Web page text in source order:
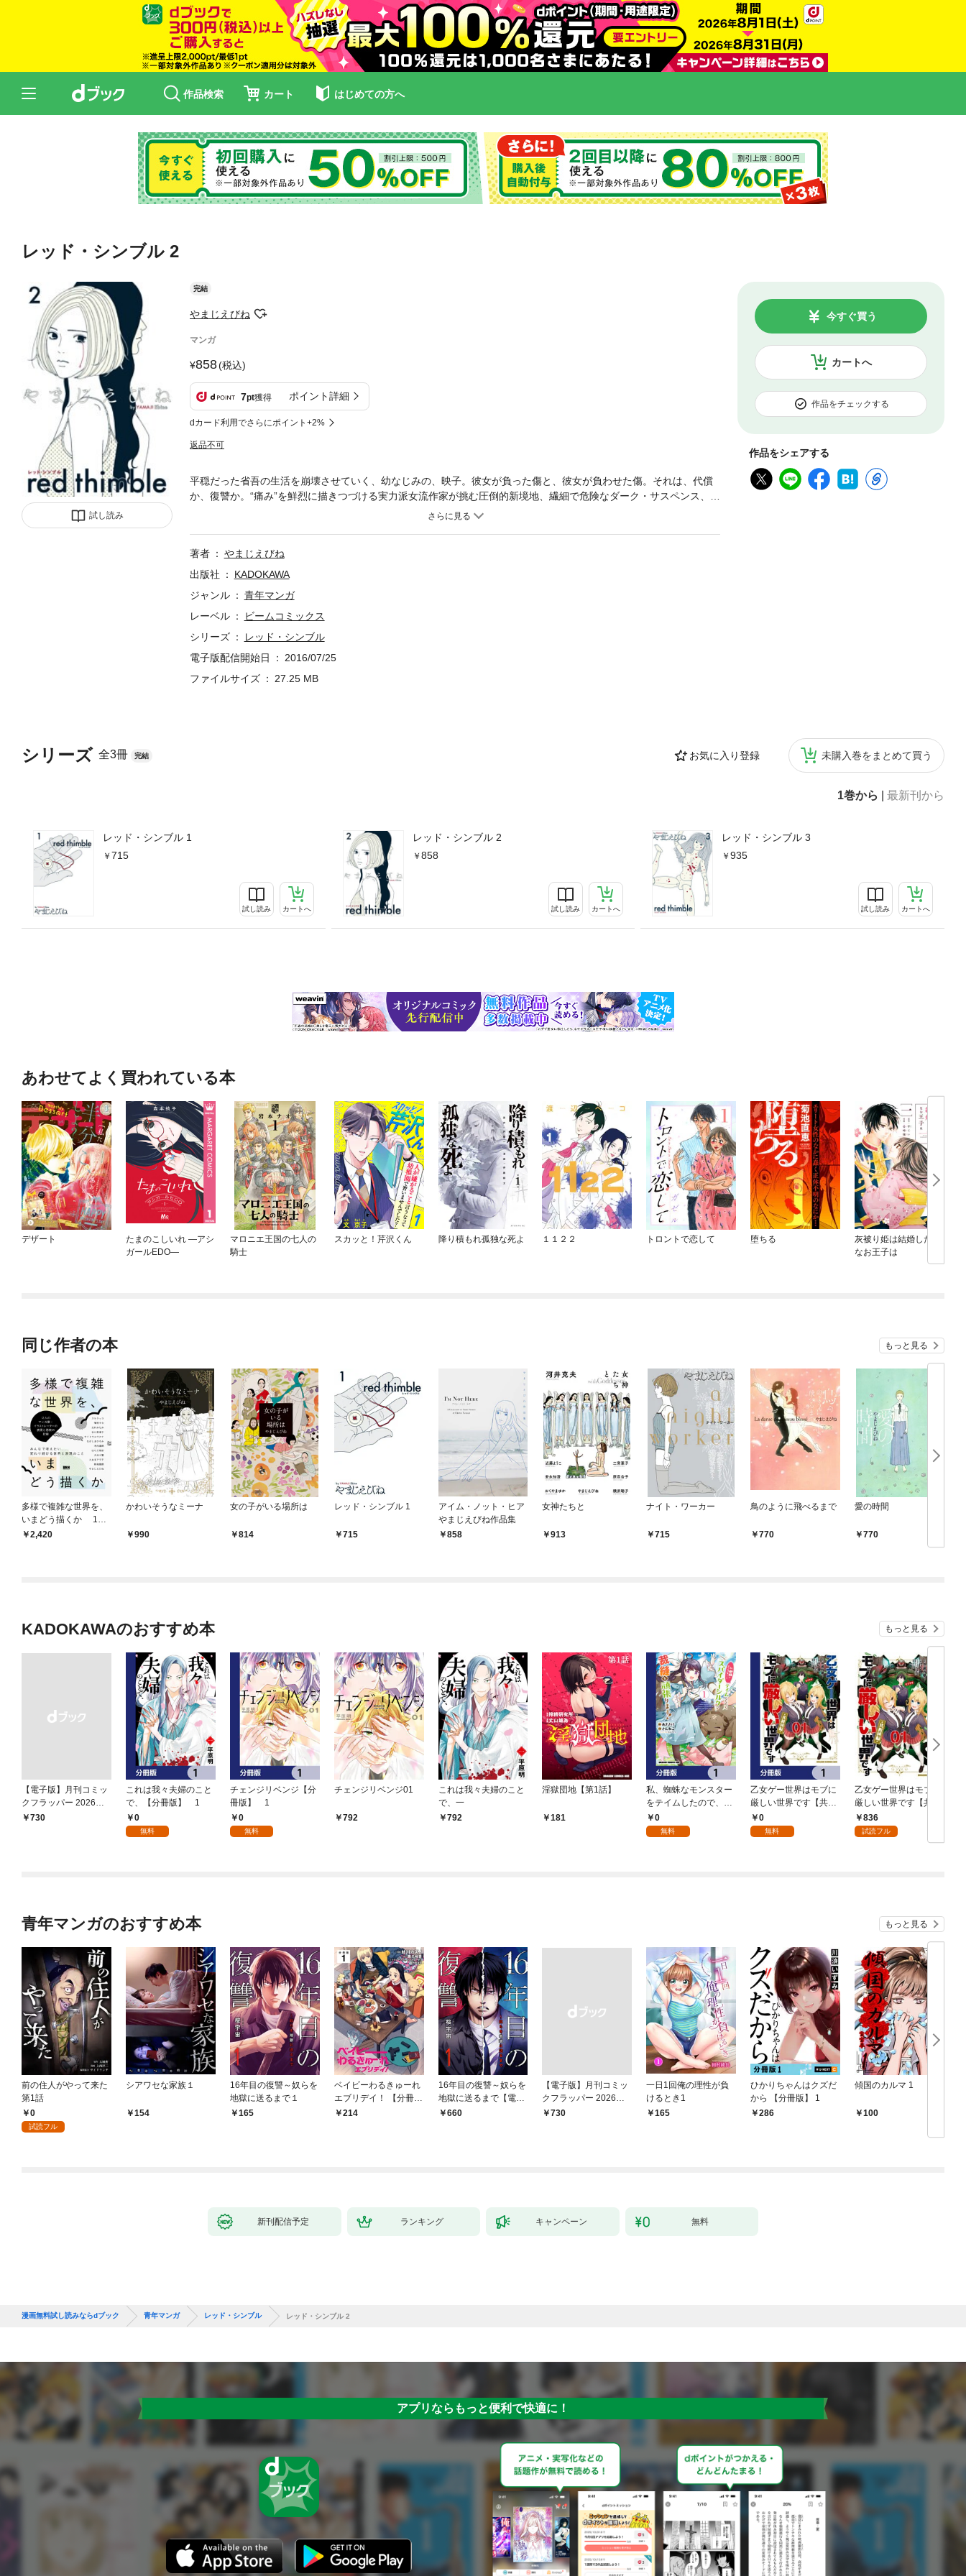
作品検索 カート はじめての方へ
レッド・シンブル 2
試し読み
完結
やまじえびね
マンガ
858(税込)
7pt獲得 ポイント詳細
dカード利用でさらにポイント+2%
返品不可
カートへ
今すぐ買う
作品をチェックする
作品をシェアする
シリーズ 全3冊 完結 お気に入り登録 未購入巻をまとめて買う
1巻から 最新刊から
レッド・シンブル 1
715
試し読み カートへ
レッド・シンブル 2
858
試し読み カートへ
レッド・シンブル 3
935
試し読み カートへ
平穏だった省吾の生活を崩壊させていく、幼なじみの、映子。彼女が負った傷と、彼女が負わせた傷。それは、代償
か、復讐か。“痛み”を鮮烈に描きつづける実力派女流作家が挑む圧倒的新境地、繊細で危険なダーク・サスペンス、す
著者
やまじえびね
出版社
KADOKAWA
ジャンル
青年マンガ
レーベル
ビームコミックス
シリーズ
レッド・シンブル
電子版配信開始日
2016/07/25
ファイルサイズ
27.25 MB
あわせてよく買われている本
デザート
たまのこしいれ —アシ
ガールEDO—
マロニエ王国の七人の
騎士
スカッと！芹沢くん 降り積もれ孤独な死よ １１２２ トロントで恋して 堕ちる
灰被り姫は結婚した、
なお王子は
同じ作者の本 もっと見る
多様で複雑な世界を、
いまどう描くか 12
人のマンガ家・イラス
2,420
かわいそうなミーナ
990
女の子がいる場所は
814
レッド・シンブル 1
715
アイム・ノット・ヒア
やまじえびね作品集
858
女神たちと
913
ナイト・ワーカー
715
鳥のように飛べるまで
770
愛の時間
770
KADOKAWAのおすすめ本 もっと見る
【電子版】月刊コミッ
クフラッパー 2026年9
月号
￥730
これは我々夫婦のこと
で、【分冊版】 1
0
無料
チェンジリベンジ【分
冊版】 1
0
無料
チェンジリベンジ01
792
これは我々夫婦のこと
で、一
792
淫獄団地【第1話】
181
私、蜘蛛なモンスター
をテイムしたので、ス
パイダーシルクで裁縫
を頑張ります！【分冊
0
無料
乙女ゲー世界はモブに
厳しい世界です【共和
国編】【分冊版】 1
0
無料
乙女ゲー世界はモブに
厳しい世界です【共和
国編】 ０１
836
試読フル
青年マンガのおすすめ本 もっと見る
前の住人がやって来た
第1話
0
試読フル
シアワセな家族１
154
16年目の復讐～奴らを
地獄に送るまで１
165
ベイビーわるきゅーれ
エブリデイ！ 【分冊
版】 1
214
16年目の復讐～奴らを
地獄に送るまで【電子
単行本版】１
660
【電子版】月刊コミッ
クフラッパー 2026年9
月号
￥730
一日1回俺の理性が負
けるとき1
165
ひかりちゃんはクズだ
から 【分冊版】 1
286
傾国のカルマ 1
100
新刊配信予定 ランキング キャンペーン 無料
漫画無料試し読みならdブック 青年マンガ レッド・シンブル レッド・シンブル 2
アプリならもっと便利で快適に！